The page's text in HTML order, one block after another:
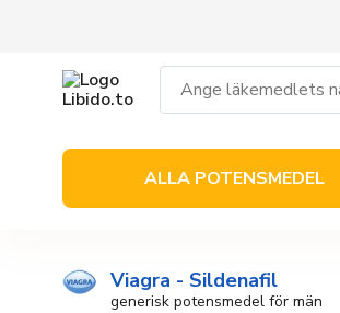
ALLA POTENSMEDEL
Viagra - Sildenafil
generisk potensmedel för män